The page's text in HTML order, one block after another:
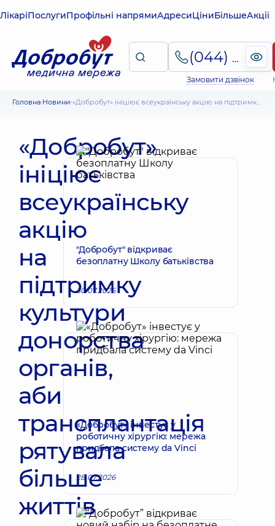
ЛікаріПослугиПрофільні напрямиАдресиЦіниБільшеАкції
(044) 495-2-888
Замовити дзвінок
Головна Новини «Добробут» ініціює всеукраїнську акцію на підтримку культури донорства органів, аби трансплантація рятувала більше життів
«Добробут»
ініціює
всеукраїнську
акцію
на
підтримку
культури
донорства
органів,
аби
трансплантація
рятувала
більше
життів
"Добробут" відкриває
безоплатну Школу батьківства
30.07.2026
«Добробут» інвестує у
роботичну хірургію: мережа
придбала систему da Vinci
28.07.2026